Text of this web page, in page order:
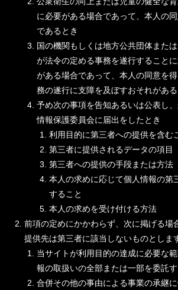
に必要がある場合であって、本人の
であるとき
国の機関もしくは地方公共団体また
が法令の定める事務を遂行すること
がある場合であって、本人の同意を
務の遂行に支障を及ぼすおそれがある
予め次の事項を告知あるいは公表し
情報保護委員会に届出をしたとき
利用目的に第三者への提供を含む
第三者に提供されるデータの項目
第三者への提供の手段または方法
本人の求めに応じて個人情報の第
すること
本人の求めを受け付ける方法
前項の定めにかかわらず、次に掲げる場
提供先は第三者に該当しないものとしま
当サイトが利用目的の達成に必要な
報の取扱いの全部または一部を委託
合併その他の事由による事業の承継